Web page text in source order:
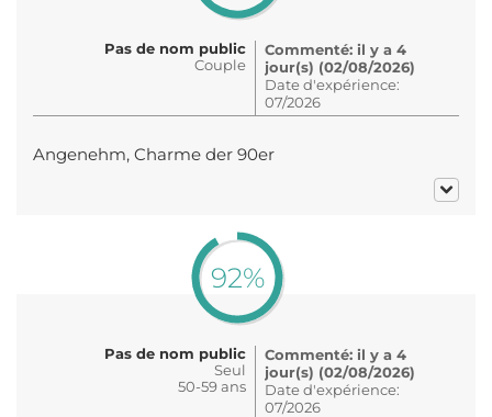
Pas de nom public
Couple
Commenté: il y a 4
jour(s) (02/08/2026)
Date d'expérience:
07/2026
Angenehm, Charme der 90er
92%
Pas de nom public
Seul
50-59 ans
Commenté: il y a 4
jour(s) (02/08/2026)
Date d'expérience:
07/2026